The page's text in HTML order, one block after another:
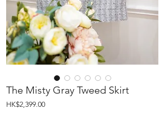
The Misty Gray Tweed Skirt
HK$2,399.00Price